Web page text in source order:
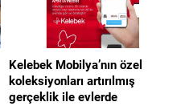
dönüştüren çözümlerle Türkiye
yatak sektörünün
öncülerinden Bambi Yatak,
İstanbul Sanayi Odası tarafından
düzenlenen Türkiye’nin İkinci 500
Büyük Sanayi Kuruluşu
Kelebek Mobilya’nın özel
koleksiyonları artırılmış
gerçeklik ile evlerde